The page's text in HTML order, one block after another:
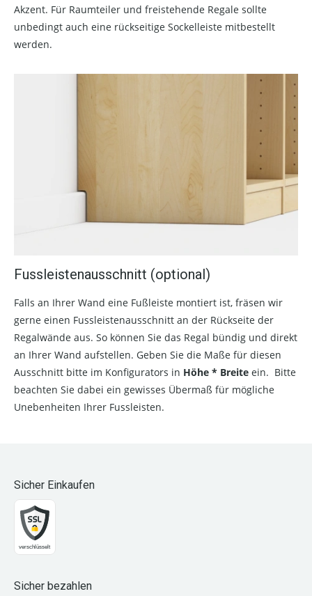
Akzent. Für Raumteiler und freistehende Regale sollte
unbedingt auch eine rückseitige Sockelleiste mitbestellt
werden.
Fussleistenausschnitt (optional)
Falls an Ihrer Wand eine Fußleiste montiert ist, fräsen wir
gerne einen Fussleistenausschnitt an der Rückseite der
Regalwände aus. So können Sie das Regal bündig und direkt
an Ihrer Wand aufstellen. Geben Sie die Maße für diesen
Ausschnitt bitte im Konfigurators in Höhe * Breite ein. Bitte
beachten Sie dabei ein gewisses Übermaß für mögliche
Unebenheiten Ihrer Fussleisten.
Sicher Einkaufen
Sicher bezahlen